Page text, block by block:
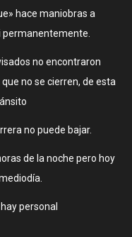
hace maniobras a
no encontraron
no se cierren, de esta
no puede bajar.
de la noche pero hoy
personal